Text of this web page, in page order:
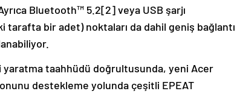
Bluetooth™ 5.2[2] veya USB şarjı
tarafta bir adet) noktaları da dahil geniş bağlantı
yaratma taahhüdü doğrultusunda, yeni Acer
destekleme yolunda çeşitli EPEAT